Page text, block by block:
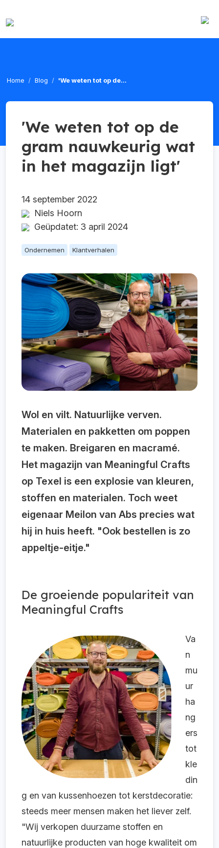
Home Blog 'We weten tot op de...
'We weten tot op de
gram nauwkeurig wat
in het magazijn ligt'
14 september 2022
Niels Hoorn
Geüpdatet: 3 april 2024
Ondernemen Klantverhalen
Wol en vilt. Natuurlijke verven.
Materialen en pakketten om poppen
te maken. Breigaren en macramé.
Het magazijn van Meaningful Crafts
op Texel is een explosie van kleuren,
stoffen en materialen. Toch weet
eigenaar Meilon van Abs precies wat
hij in huis heeft. "Ook bestellen is zo
appeltje-eitje."
De groeiende populariteit van
Meaningful Crafts
Va
n
mu
ur
ha
ng
ers
tot
kle
din
g en van kussenhoezen tot kerstdecoratie:
steeds meer mensen maken het liever zelf.
"Wij verkopen duurzame stoffen en
natuurlijke producten van hoge kwaliteit om